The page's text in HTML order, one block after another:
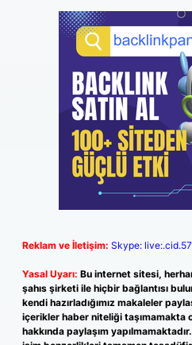
Reklam ve İletişim: Skype:
Yasal Uyarı: Bu internet sitesi,
şahıs şirketi ile hiçbir bağlantısı
kendi hazırladığımız makaleler
içerikler haber niteliği taşımamakta
hakkında paylaşım